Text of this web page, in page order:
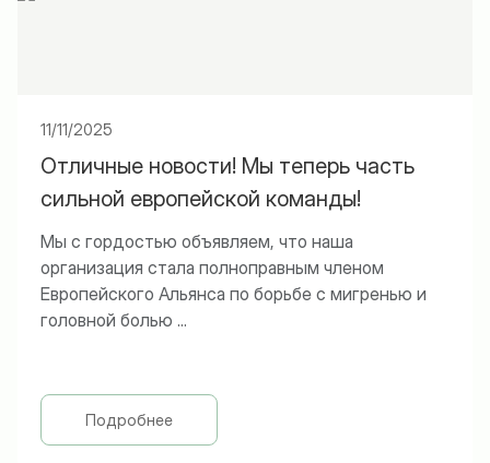
11/11/2025
Отличные новости! Мы теперь часть
сильной европейской команды!
Мы с гордостью объявляем, что наша
организация стала полноправным членом
Европейского Альянса по борьбе с мигренью и
головной болью ...
Подробнее